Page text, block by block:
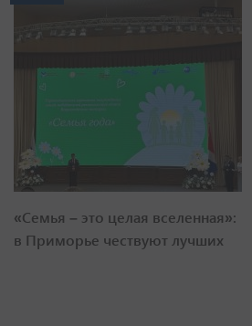
«Семья – это целая вселенная»:
в Приморье чествуют лучших